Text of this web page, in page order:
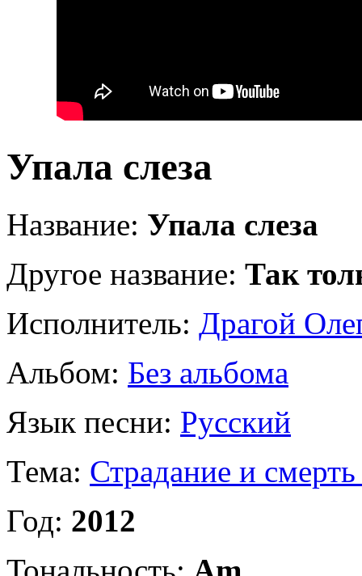
Упала слеза
Название: Упала слеза
Другое название: Так
Исполнитель: Драгой
Альбом: Без альбома
Язык песни: Русский
Тема: Страдание и
Год: 2012